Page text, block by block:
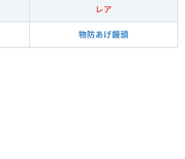
レア
物防あげ饅頭